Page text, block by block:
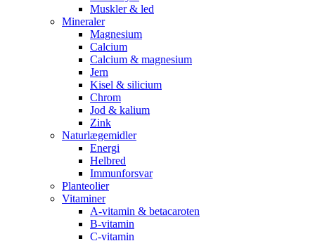
Muskler & led
Mineraler
Magnesium
Calcium
Calcium & magnesium
Jern
Kisel & silicium
Chrom
Jod & kalium
Zink
Naturlægemidler
Energi
Helbred
Immunforsvar
Planteolier
Vitaminer
A-vitamin & betacaroten
B-vitamin
C-vitamin